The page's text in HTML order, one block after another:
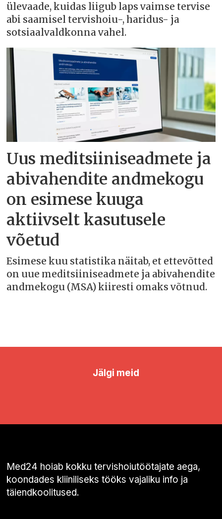
ülevaade, kuidas liigub laps vaimse tervise
abi saamisel tervishoiu-, haridus- ja
sotsiaalvaldkonna vahel.
Uus meditsiiniseadmete ja
abivahendite andmekogu
on esimese kuuga
aktiivselt kasutusele
võetud
Esimese kuu statistika näitab, et ettevõtted
on uue meditsiiniseadmete ja abivahendite
andmekogu (MSA) kiiresti omaks võtnud.
Jälgi meid
Med24 hoiab kokku tervishoiutöötajate aega,
koondades kliiniliseks tööks vajaliku info ja
täiendkoolitused.